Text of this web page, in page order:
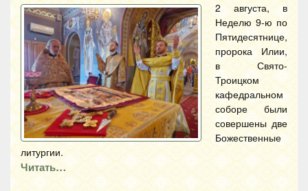
2 августа, в
Неделю 9-ю по
Пятидесятнице,
пророка Илии,
в Свято-
Троицком
кафедральном
соборе были
совершены две
Божественные
литургии.
Читать…